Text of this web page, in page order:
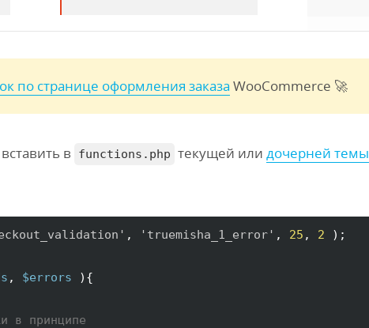
по странице оформления заказа WooCommerce 🚀
в functions.php текущей или дочерней темы
, 'truemisha_1_error' , 25 , 2 ) ;
, $errors ) {
в принципе